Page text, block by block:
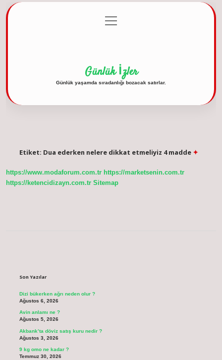
Gizlilik Politikası
menüyü
aç
Günlük İzler
Günlük yaşamda sıradanlığı bozacak satırlar.
Etiket: Dua ederken nelere dikkat etmeliyiz 4 madde
https://www.modaforum.com.tr https://marketsenin.com.tr
https://ketencidizayn.com.tr Sitemap
Son Yazılar
Dizi bükerken ağrı neden olur ?
Ağustos 6, 2026
Avin anlamı ne ?
Ağustos 5, 2026
Akbank’ta döviz satış kuru nedir ?
Ağustos 3, 2026
9 kg omo ne kadar ?
Temmuz 30, 2026